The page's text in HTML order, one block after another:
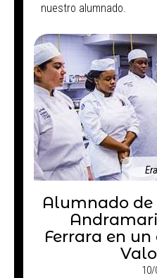
nuestro alumnado.
Alumnado de
Ferrara en